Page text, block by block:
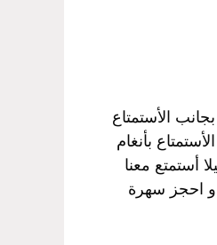
الأستمتاع
بأنغام
أستمتع معنا
و احجز سهرة